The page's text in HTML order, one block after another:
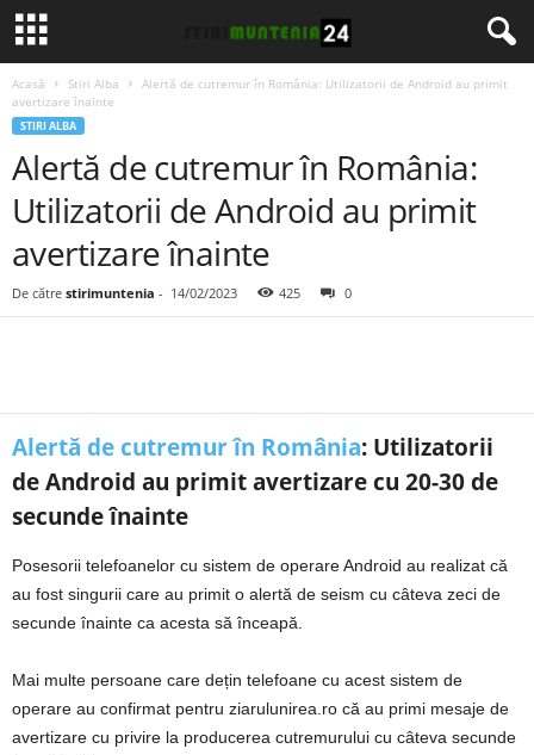
Acasă Stiri Alba
Alertă de cutremur în România: Utilizatorii de Android au primit
avertizare înainte
STIRI ALBA
Alertă de cutremur în România:
Utilizatorii de Android au primit
avertizare înainte
De către stirimuntenia - 14/02/2023 425 0
Alertă de cutremur în România: Utilizatorii
de Android au primit avertizare cu 20-30 de
secunde înainte
Posesorii telefoanelor cu sistem de operare Android au realizat că
au fost singurii care au primit o alertă de seism cu câteva zeci de
secunde înainte ca acesta să înceapă.
Mai multe persoane care dețin telefoane cu acest sistem de
operare au confirmat pentru ziarulunirea.ro că au primi mesaje de
avertizare cu privire la producerea cutremurului cu câteva secunde